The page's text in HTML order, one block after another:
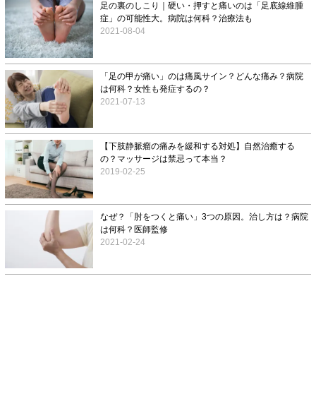
足の裏のしこり｜硬い・押すと痛いのは「足底線維腫
症」の可能性大。病院は何科？治療法も
2021-08-04
「足の甲が痛い」のは痛風サイン？どんな痛み？病院
は何科？女性も発症するの？
2021-07-13
【下肢静脈瘤の痛みを緩和する対処】自然治癒する
の？マッサージは禁忌って本当？
2019-02-25
なぜ？「肘をつくと痛い」3つの原因。治し方は？病院
は何科？医師監修
2021-02-24